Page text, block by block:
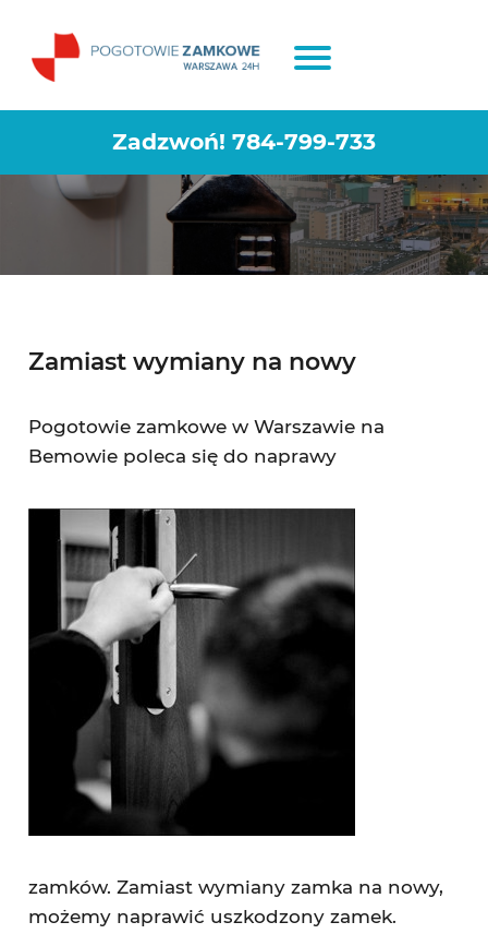
Zadzwoń! 784-799-733
Naprawa zamków Warszawa
Bemowo
Zamiast wymiany na nowy
Pogotowie zamkowe w Warszawie na
Bemowie poleca się do naprawy
zamków. Zamiast wymiany zamka na nowy,
możemy naprawić uszkodzony zamek.